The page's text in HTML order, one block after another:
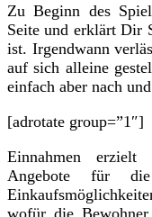
Zu Beginn des
Seite und erklärt Dir
ist. Irgendwann
auf sich alleine
einfach aber nach
[adrotate group=”1″]
Einnahmen
Angebote für
wofür die